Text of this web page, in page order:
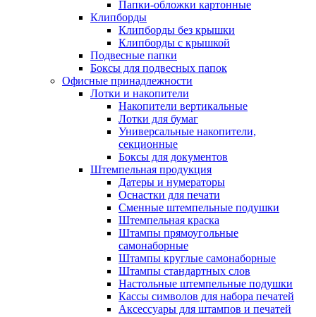
Папки-обложки картонные
Клипборды
Клипборды без крышки
Клипборды с крышкой
Подвесные папки
Боксы для подвесных папок
Офисные принадлежности
Лотки и накопители
Накопители вертикальные
Лотки для бумаг
Универсальные накопители,
секционные
Боксы для документов
Штемпельная продукция
Датеры и нумераторы
Оснастки для печати
Сменные штемпельные подушки
Штемпельная краска
Штампы прямоугольные
самонаборные
Штампы круглые самонаборные
Штампы стандартных слов
Настольные штемпельные подушки
Кассы символов для набора печатей
Аксессуары для штампов и печатей